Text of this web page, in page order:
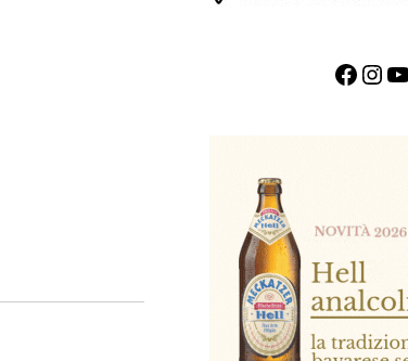
Facebook InstagramYouTube